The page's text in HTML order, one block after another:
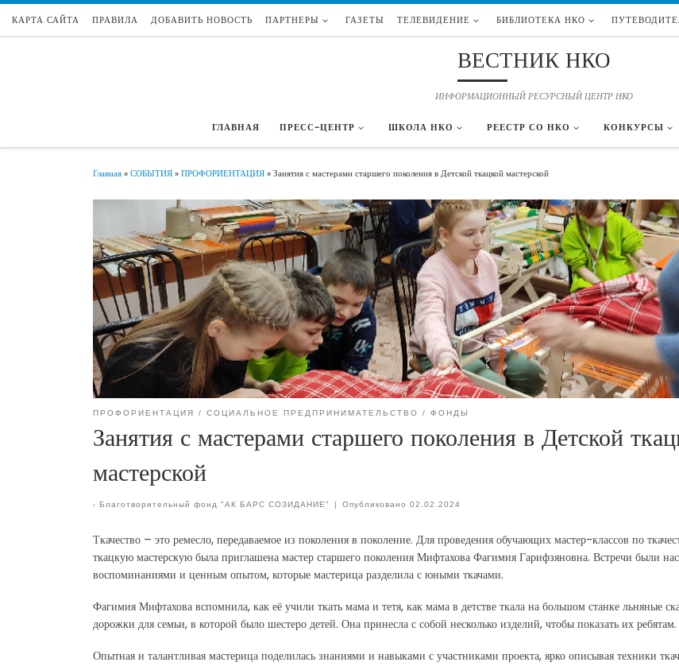
Перейти к содержимому
КАРТА САЙТА ПРАВИЛА ДОБАВИТЬ НОВОСТЬ ПАРТНЕРЫ ГАЗЕТЫ ТЕЛЕВИДЕНИЕ БИБЛИОТЕКА НКО
ВЕСТНИК НКО
ИНФОРМАЦИОННЫЙ РЕСУРСНЫЙ ЦЕНТР НКО
ГЛАВНАЯ ПРЕСС-ЦЕНТР ШКОЛА НКО РЕЕСТР СО НКО КОНКУРСЫ
Главная»СОБЫТИЯ»ПРОФОРИЕНТАЦИЯ»Занятия с мастерами старшего поколения в Детской ткацкой мастерской
ПРОФОРИЕНТАЦИЯ СОЦИАЛЬНОЕ ПРЕДПРИНИМАТЕЛЬСТВО ФОНДЫ
Занятия с мастерами старшего поколения в Детской
мастерской
- Благотворительный фонд "АК БАРС СОЗИДАНИЕ" Опубликовано02.02.2024
Ткачество – это ремесло, передаваемое из поколения в поколение. Для проведения обучающих мастер-классов по
ткацкую мастерскую была приглашена мастер старшего поколения Мифтахова Фагимия Гарифзяновна. Встречи были
воспоминаниями и ценным опытом, которые мастерица разделила с юными ткачами.
Фагимия Мифтахова вспомнила, как её учили ткать мама и тетя, как мама в детстве ткала на большом станке льняные
дорожки для семьи, в которой было шестеро детей. Она принесла с собой несколько изделий, чтобы показать их ребятам.
Опытная и талантливая мастерица поделилась знаниями и навыками с участниками проекта, ярко описывая техники